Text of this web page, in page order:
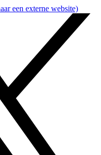
een externe website)